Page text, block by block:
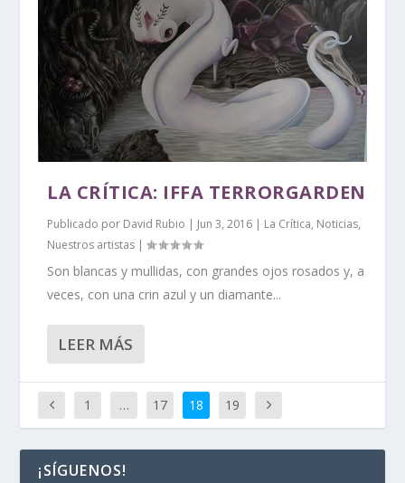
LA CRÍTICA: IFFA TERRORGARDEN
Publicado por David Rubio | Jun 3, 2016 | La Crítica, Noticias,
Nuestros artistas |
Son blancas y mullidas, con grandes ojos rosados y, a
veces, con una crin azul y un diamante...
LEER MÁS
1 … 17 18 19
¡SÍGUENOS!